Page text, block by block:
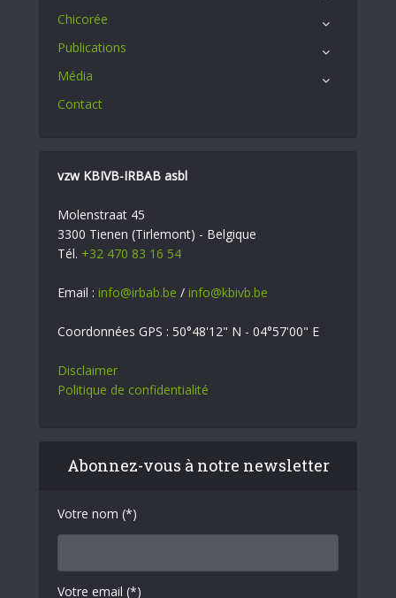
Chicorée
Publications
Média
Contact
vzw KBIVB-IRBAB asbl
Molenstraat 45
3300 Tienen (Tirlemont) - Belgique
Tél. +32 470 83 16 54
Email : info@irbab.be / info@kbivb.be
Coordonnées GPS : 50°48'12" N - 04°57'00" E
Disclaimer
Politique de confidentialité
Abonnez-vous à notre newsletter
Votre nom (*)
Votre email (*)